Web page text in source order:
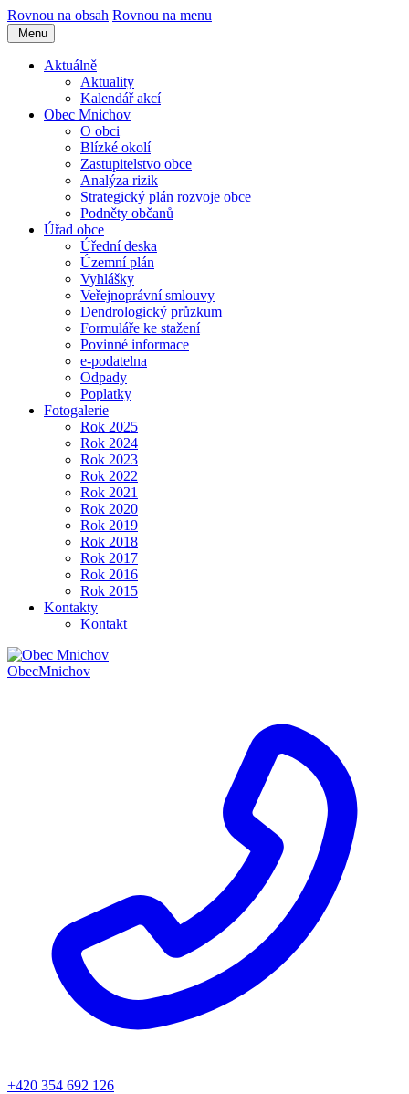
Rovnou na obsah Rovnou na menu
Menu
Aktuálně
Aktuality
Kalendář akcí
Obec Mnichov
O obci
Blízké okolí
Zastupitelstvo obce
Analýza rizik
Strategický plán rozvoje obce
Podněty občanů
Úřad obce
Úřední deska
Územní plán
Vyhlášky
Veřejnoprávní smlouvy
Dendrologický průzkum
Formuláře ke stažení
Povinné informace
e-podatelna
Odpady
Poplatky
Fotogalerie
Rok 2025
Rok 2024
Rok 2023
Rok 2022
Rok 2021
Rok 2020
Rok 2019
Rok 2018
Rok 2017
Rok 2016
Rok 2015
Kontakty
Kontakt
ObecMnichov
+420 354 692 126